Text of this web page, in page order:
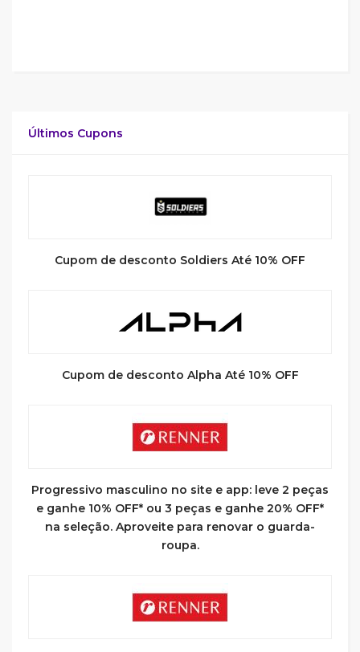
Últimos Cupons
Cupom de desconto Soldiers Até 10% OFF
Cupom de desconto Alpha Até 10% OFF
Progressivo masculino no site e app: leve 2 peças
e ganhe 10% OFF* ou 3 peças e ganhe 20% OFF*
na seleção. Aproveite para renovar o guarda-
roupa.